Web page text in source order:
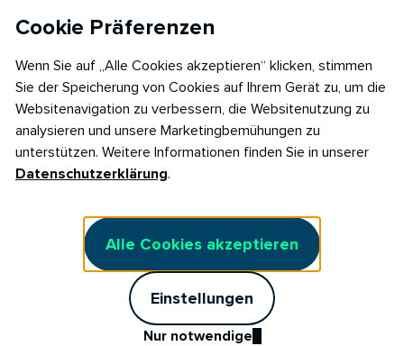
Copyright © 2026
RABOT Energy DE GmbH
Hopfenmarkt 33,
Cookie Präferenzen
Wenn Sie auf „Alle Cookies akzeptieren“ klicken, stimmen
Sie der Speicherung von Cookies auf Ihrem Gerät zu, um die
Websitenavigation zu verbessern, die Websitenutzung zu
analysieren und unsere Marketingbemühungen zu
unterstützen. Weitere Informationen finden Sie in unserer
Datenschutzerklärung.
Alle Cookies akzeptieren
Einstellungen
Nur notwendige